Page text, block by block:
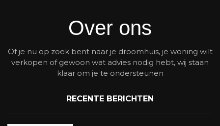
Over ons
Of je nu op zoek bent naar je droomhuis, je woning wilt
verkopen of gewoon wat advies nodig hebt, wij staan
klaar om je te ondersteunen
RECENTE BERICHTEN